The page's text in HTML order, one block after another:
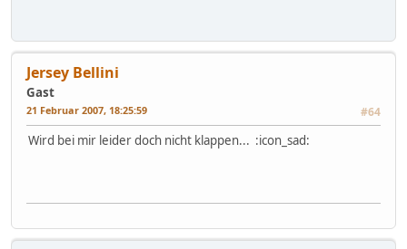
Jersey Bellini
Gast
21 Februar 2007, 18:25:59 #64
Wird bei mir leider doch nicht klappen... :icon_sad: